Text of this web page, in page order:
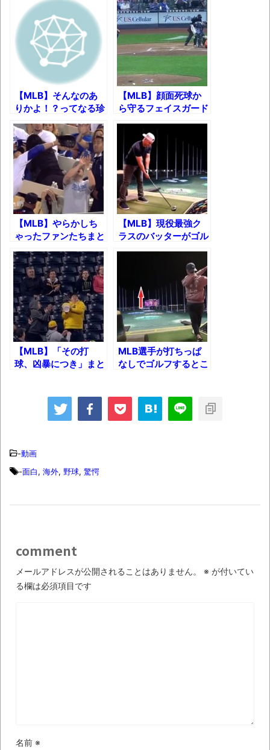
果･････････････････････････････
【動画】カニ、ちょっかい出してきた陰に
ブチギレ
長野県のなめこのデカさが規格外だったｗ
新装版「ご冗談でしょう、ファインマンさ
ん（上）（下）」発売
【画像】整形で2400万円超えの美女、水着
グラビアに挑戦
歴ログは10周年ですがnoteに引っ越します
進撃の巨人シーズン7 ファイナルシーズンの
感想
TBS「マツコの知らない世界」スタグル特
集でほとんど紹介されなかったJリーグ…なら
ば自分たちで紹介だ！
時代の流れ
【衝撃】道志村の骨や服、沢の上流から流
されてきた可能性・・・・・・・・・
【中国】パトカーの前で好演技www当たり
に入院中のオレのオナサポ懇願したら・・・
に入院中のオレのオナサポ懇願したら・・・
まるで親子のような子猫とシェパード
【MLB】そんなのあ
りかよ！？ってなる珍
好プレー集ｗ
【MLB】顔面死球か
ら守るフェイスガード
が急増するきっかけと
なった一球
【MLB】やらかしち
ゃったファンたちまと
めｗｗｗ
【MLB】現役最強ク
ラスのバッターがゴル
フをした結果ｗｗｗ
【MLB】「その打
球、凶暴につき」まと
MLB選手が打ちっぱ
なしでゴルフするとこ
-動画
-面白, 海外, 野球, 驚愕
comment
メールアドレスが公開されることはありません。 ※ が付いてい
る欄は必須項目です
名前 ※